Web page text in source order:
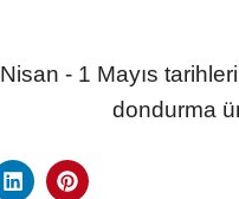
- 1 Mayıs
dondurma